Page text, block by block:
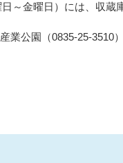
～金曜日）には、収蔵
公園（0835-25-3510